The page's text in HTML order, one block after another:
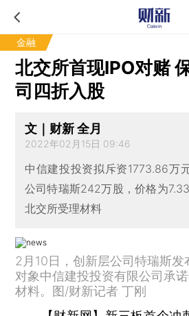
金融
北交所首现IPO对赌
司四折入股
文｜财新 全月
2022年02月15日 09:46
中信建投投资拟斥资1773.86万
公司特瑞斯242万股，价格为
北交所受理材料
2月10日，创新层公司特瑞斯发
对象中信建投投资有限公司承
材料。图/财新记者 丁刚